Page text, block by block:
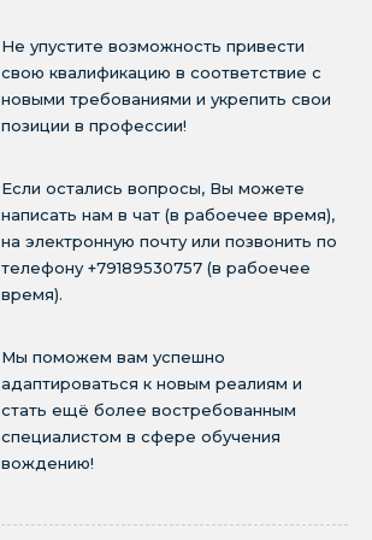
Не упустите возможность привести
свою квалификацию в соответствие с
новыми требованиями и укрепить свои
позиции в профессии!
Если остались вопросы, Вы можете
написать нам в чат (в рабоечее время),
на электронную почту или позвонить по
телефону +79189530757 (в рабоечее
время).
Мы поможем вам успешно
адаптироваться к новым реалиям и
стать ещё более востребованным
специалистом в сфере обучения
вождению!